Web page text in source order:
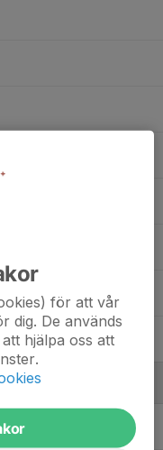
för att vår
dig. De används
hjälpa oss att